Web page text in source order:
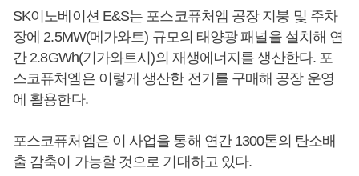
SK이노베이션 E&S는 포스코퓨처엠 공장 지붕 및 주차
장에 2.5MW(메가와트) 규모의 태양광 패널을 설치해 연
간 2.8GWh(기가와트시)의 재생에너지를 생산한다. 포
스코퓨처엠은 이렇게 생산한 전기를 구매해 공장 운영
에 활용한다.
포스코퓨처엠은 이 사업을 통해 연간 1300톤의 탄소배
출 감축이 가능할 것으로 기대하고 있다.